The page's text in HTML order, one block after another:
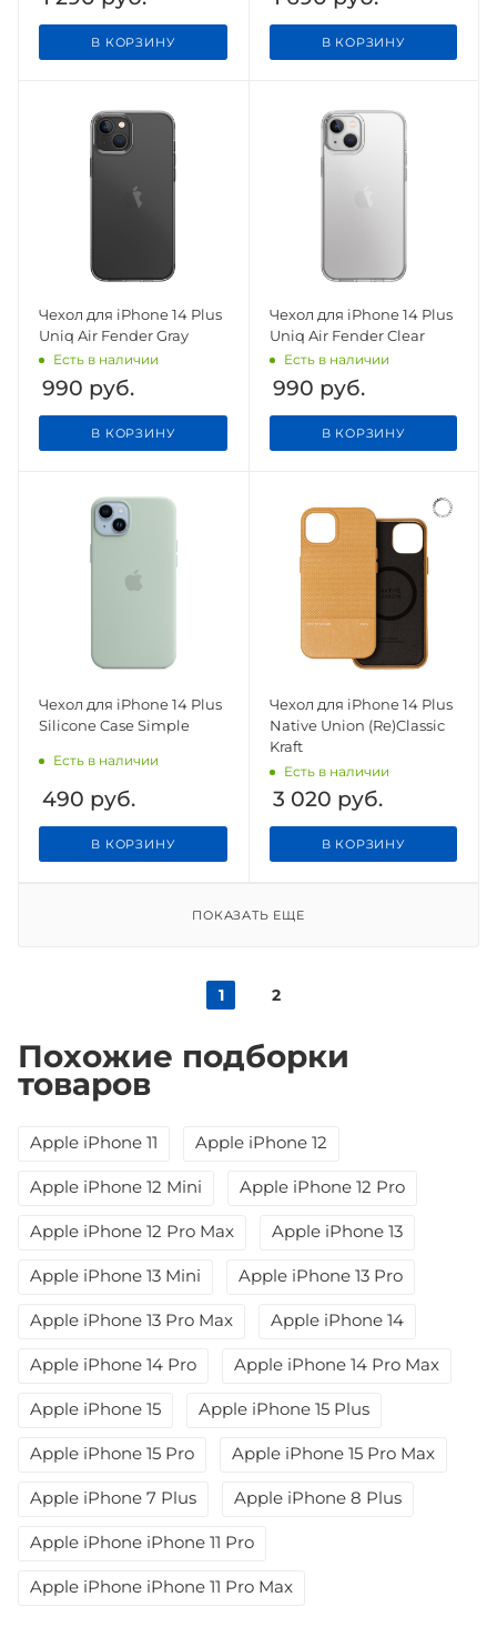
В КОРЗИНУ В КОРЗИНУ
Чехол для iPhone 14 Plus
Uniq Air Fender Gray
Есть в наличии
990 руб.
В КОРЗИНУ
Чехол для iPhone 14 Plus
Uniq Air Fender Clear
Есть в наличии
990 руб.
В КОРЗИНУ
Чехол для iPhone 14 Plus
Silicone Case Simple
Есть в наличии
490 руб.
В КОРЗИНУ
Чехол для iPhone 14 Plus
Native Union (Re)Classic
Kraft
Есть в наличии
3 020 руб.
В КОРЗИНУ
ПОКАЗАТЬ ЕЩЕ
1 2
Похожие подборки
товаров
Apple iPhone 11 Apple iPhone 12
Apple iPhone 12 Mini Apple iPhone 12 Pro
Apple iPhone 12 Pro Max Apple iPhone 13
Apple iPhone 13 Mini Apple iPhone 13 Pro
Apple iPhone 13 Pro Max Apple iPhone 14
Apple iPhone 14 Pro Apple iPhone 14 Pro Max
Apple iPhone 15 Apple iPhone 15 Plus
Apple iPhone 15 Pro Apple iPhone 15 Pro Max
Apple iPhone 7 Plus Apple iPhone 8 Plus
Apple iPhone iPhone 11 Pro
Apple iPhone iPhone 11 Pro Max